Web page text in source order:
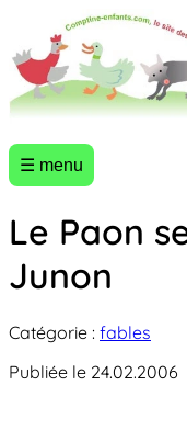
☰ menu
Le Paon
Junon
Catégorie : fables
Publiée le 24.02.2006